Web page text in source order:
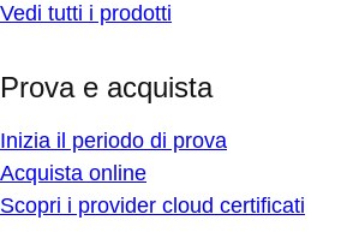
Vedi tutti i prodotti
Prova e acquista
Inizia il periodo di prova
Acquista online
Scopri i provider cloud certificati